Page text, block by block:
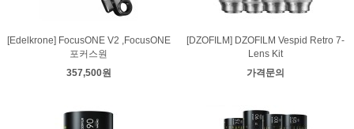
[Edelkrone] FocusONE V2 ,FocusONE
포커스원
357,500원
[DZOFILM] DZOFILM Vespid Retro 7-
Lens Kit
가격문의